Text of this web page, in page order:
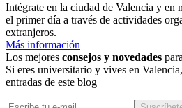
Intégrate en la ciudad de Valencia y en
el primer día a través de actividades
extranjeros.
Más información
Los mejores consejos y novedades
Si eres universitario y vives en
entradas de este blog